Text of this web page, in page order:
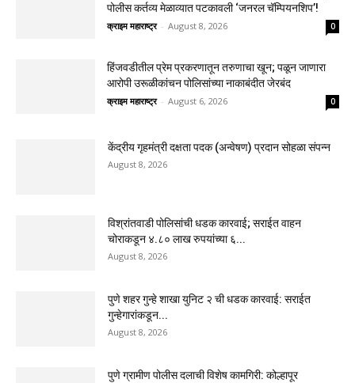
पोलीस कर्तव्य मेळाव्यात पटकावली ‘जनरल चॅम्पियनशिप’!
क्राइम महाराष्ट्र - August 8, 2026 0
हिंजवडीतील प्रेम प्रकरणातून तरुणाचा खून; पळून जाणारा
आरोपी उरूळीकांचन पोलिसांच्या नाकाबंदीत जेरबंद
क्राइम महाराष्ट्र - August 6, 2026 0
केंद्रीय गृहमंत्री दक्षता पदक (अन्वेषण) प्रदान सोहळा संपन्न
August 8, 2026
विश्रांतवाडी पोलिसांची धडक कारवाई; सराईत वाहन
चोराकडून ४.८० लाख रुपयांच्या ६...
August 8, 2026
पुणे शहर गुन्हे शाखा युनिट २ ची धडक कारवाई: सराईत
गुन्हेगारांकडून...
August 8, 2026
पुणे ग्रामीण पोलीस दलाची विशेष कामगिरी: कोल्हापूर